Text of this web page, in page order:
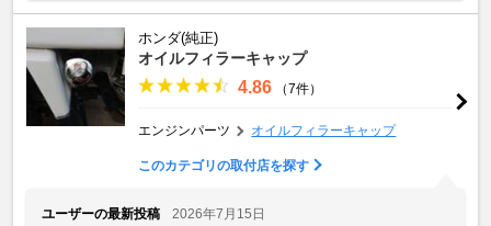
ホンダ(純正)
オイルフィラーキャップ
4.86 （7件）
エンジンパーツ オイルフィラーキャップ
このカテゴリの取付店を探す
ユーザーの最新投稿
2026年7月15日